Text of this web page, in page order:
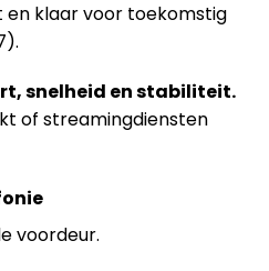
klaar voor toekomstig
snelheid en stabiliteit.
of streamingdiensten
voordeur.